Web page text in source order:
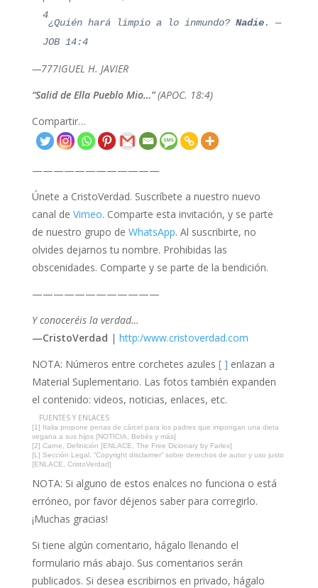
4
¿Quién hará limpio a lo inmundo? Nadie. —
JOB 14:4
—777IGUEL H. JAVIER
“Salid de Ella Pueblo Mio…”(APOC. 18:4)
Compartir…
————————————
Únete a CristoVerdad. Suscríbete a nuestro nuevo
canal de Vimeo. Comparte esta invitación, y se parte
de nuestro grupo de WhatsApp. Al suscribirte, no
olvides dejarnos tu nombre. Prohibidas las
obscenidades. Comparte y se parte de la bendición.
————————————
Y conoceréis la verdad…
—CristoVerdad | http:/www.cristoverdad.com
NOTA: Números entre corchetes azules [ ] enlazan a
Material Suplementario. Las fotos también expanden
el contenido: videos, noticias, enlaces, etc.
FUENTES Y ENLACES
[1] Italia propone penas de cárcel para los padres que impongan una dieta
vegana a sus hijos [NOTICIA, Bebés y más]
[2] Carne, Definición [ENLACE, The Free Dicionary by Farlex]
[L] Sección Legal, “Copyright disclaimer” sobre derechos de autor y uso justo
[ENLACE, CristoVerdad]
NOTA: Si alguno de estos enalces no funciona o está
erróneo, por favor déjenos saber para corregirlo.
¡Muchas gracias!
Si tiene algún comentario, hágalo llenando el
formulario más abajo. Sus comentarios serán
publicados. Si desea escribirnos en privado, hágalo